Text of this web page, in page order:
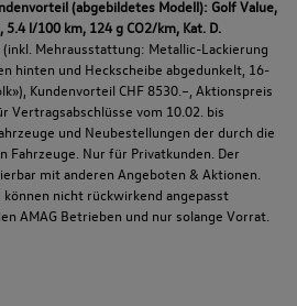
(abgebildetes Modell): Golf Value,
5.4 l/100 km, 124 g CO2/km, Kat. D.
(inkl. Mehrausstattung: Metallic-Lackierung
hinten und Heckscheibe abgedunkelt, 16-
Kundenvorteil CHF 8530.–, Aktionspreis
Vertragsabschlüsse vom 10.02. bis
und Neubestellungen der durch die
Fahrzeuge. Nur für Privatkunden. Der
mit anderen Angeboten & Aktionen.
nicht rückwirkend angepasst
AMAG Betrieben und nur solange Vorrat.